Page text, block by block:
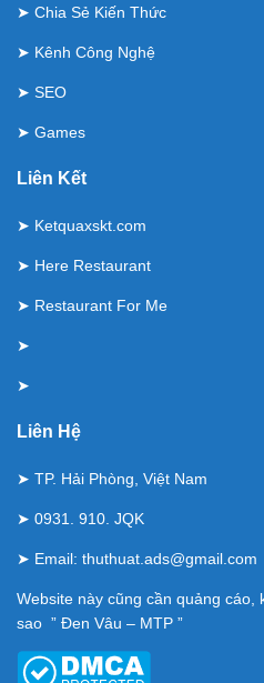
➤ Chia Sẻ Kiến Thức
➤ Kênh Công Nghệ
➤ SEO
➤ Games
Liên Kết
➤ Ketquaxskt.com
➤ Here Restaurant
➤ Restaurant For Me
➤
➤
Liên Hệ
➤ TP. Hải Phòng, Việt Nam
➤ 0931. 910. JQK
➤ Email: thuthuat.ads@gmail.com
Website này cũng cần quảng cáo,
sao ” Đen Vâu – MTP ”